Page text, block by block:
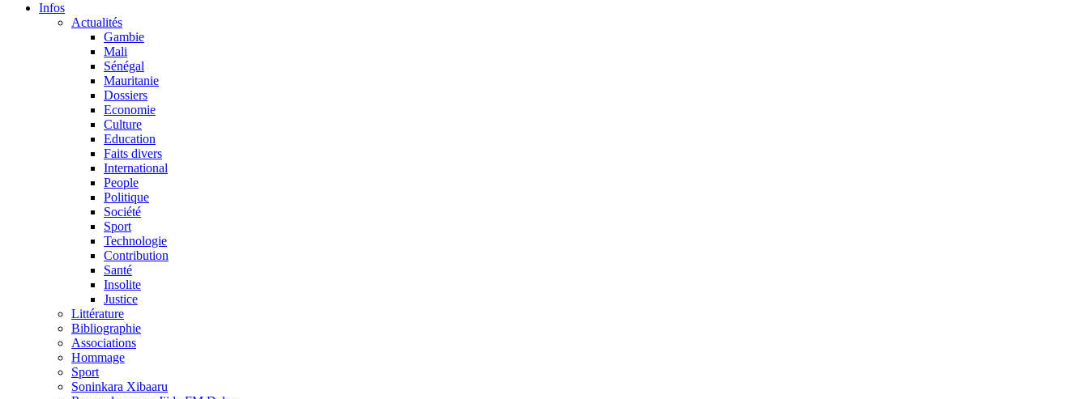
Infos
Actualités
Gambie
Mali
Sénégal
Mauritanie
Dossiers
Economie
Culture
Education
Faits divers
International
People
Politique
Société
Sport
Technologie
Contribution
Santé
Insolite
Justice
Littérature
Bibliographie
Associations
Hommage
Sport
Soninkara Xibaaru